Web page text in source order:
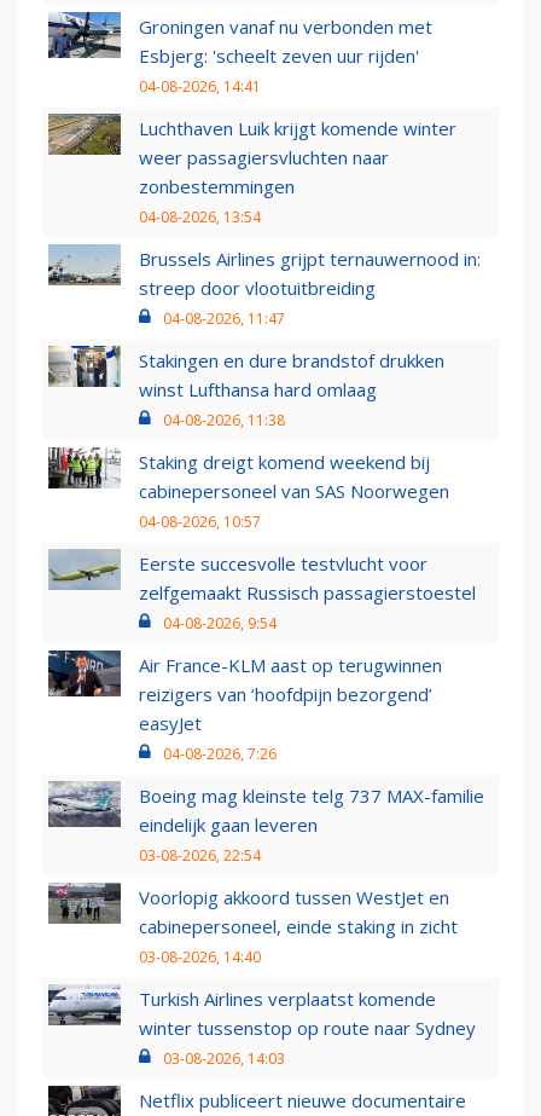
Groningen vanaf nu verbonden met
Esbjerg: 'scheelt zeven uur rijden'
04-08-2026, 14:41
Luchthaven Luik krijgt komende winter
weer passagiersvluchten naar
zonbestemmingen
04-08-2026, 13:54
Brussels Airlines grijpt ternauwernood in:
streep door vlootuitbreiding
04-08-2026, 11:47
Stakingen en dure brandstof drukken
winst Lufthansa hard omlaag
04-08-2026, 11:38
Staking dreigt komend weekend bij
cabinepersoneel van SAS Noorwegen
04-08-2026, 10:57
Eerste succesvolle testvlucht voor
zelfgemaakt Russisch passagierstoestel
04-08-2026, 9:54
Air France-KLM aast op terugwinnen
reizigers van ‘hoofdpijn bezorgend’
easyJet
04-08-2026, 7:26
Boeing mag kleinste telg 737 MAX-familie
eindelijk gaan leveren
03-08-2026, 22:54
Voorlopig akkoord tussen WestJet en
cabinepersoneel, einde staking in zicht
03-08-2026, 14:40
Turkish Airlines verplaatst komende
winter tussenstop op route naar Sydney
03-08-2026, 14:03
Netflix publiceert nieuwe documentaire